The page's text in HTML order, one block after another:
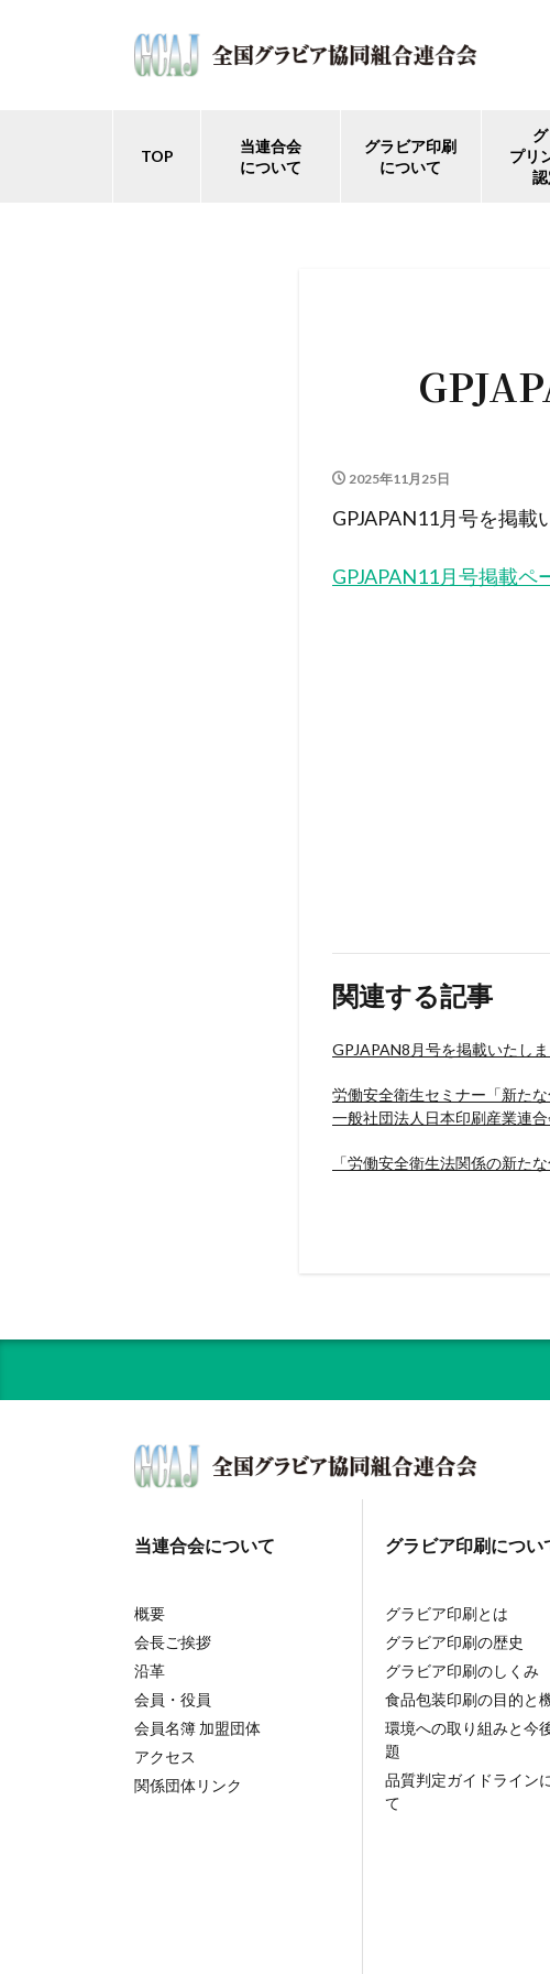
TOP
当連合会
について
グラビア印刷
について
プリ
2025年11月25日
GPJAPAN11月号を掲載
GPJAPAN11月号掲載ペ
関連する記事
GPJAPAN8月号を掲載いたし
労働安全衛生セミナー「新た
一般社団法人日本印刷産業連
「労働安全衛生法関係の新た
当連合会について
概要
会長ご挨拶
沿革
会員・役員
会員名簿 加盟団体
アクセス
関係団体リンク
グラビア印刷につい
グラビア印刷とは
グラビア印刷の歴史
グラビア印刷のしくみ
食品包装印刷の目的と
環境への取り組みと今
題
品質判定ガイドライン
て